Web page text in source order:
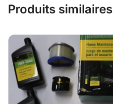
Produits similaires